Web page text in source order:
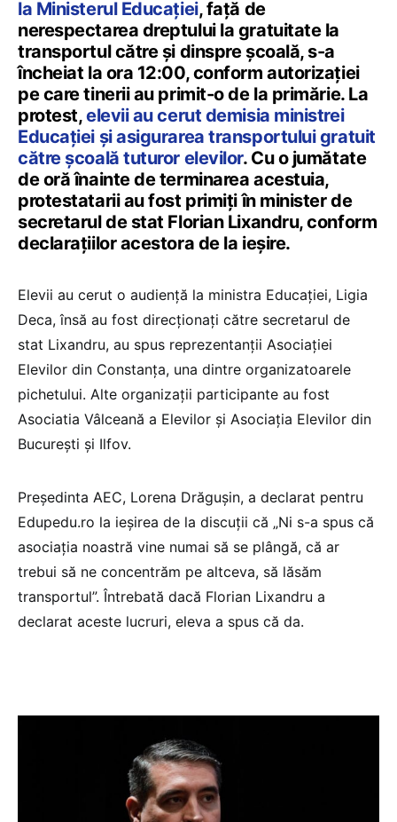
la Ministerul Educației, față de
nerespectarea dreptului la gratuitate la
transportul către și dinspre școală, s-a
încheiat la ora 12:00, conform autorizației
pe care tinerii au primit-o de la primărie. La
protest,elevii au cerut demisia ministrei
Educației și asigurarea transportului gratuit
către școală tuturor elevilor. Cu o jumătate
de oră înainte de terminarea acestuia,
protestatarii au fost primiți în minister de
secretarul de stat Florian Lixandru, conform
declarațiilor acestora de la ieșire.
Elevii au cerut o audiență la ministra Educației, Ligia
Deca, însă au fost direcționați către secretarul de
stat Lixandru, au spus reprezentanții Asociației
Elevilor din Constanța, una dintre organizatoarele
pichetului. Alte organizații participante au fost
Asociatia Vâlceană a Elevilor și Asociația Elevilor din
București și Ilfov.
Președinta AEC, Lorena Drăgușin, a declarat pentru
Edupedu.ro la ieșirea de la discuții că „Ni s-a spus că
asociația noastră vine numai să se plângă, că ar
trebui să ne concentrăm pe altceva, să lăsăm
transportul”. Întrebată dacă Florian Lixandru a
declarat aceste lucruri, eleva a spus că da.